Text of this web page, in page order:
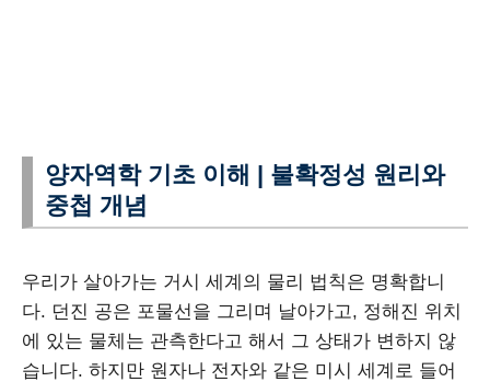
양자역학 기초 이해 | 불확정성 원리와
중첩 개념
우리가 살아가는 거시 세계의 물리 법칙은 명확합니
다. 던진 공은 포물선을 그리며 날아가고, 정해진 위치
에 있는 물체는 관측한다고 해서 그 상태가 변하지 않
습니다. 하지만 원자나 전자와 같은 미시 세계로 들어